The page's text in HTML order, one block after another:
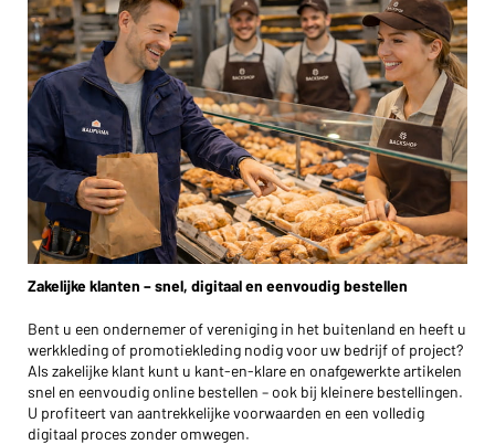
Zakelijke klanten – snel, digitaal en eenvoudig bestellen
Bent u een ondernemer of vereniging in het buitenland en heeft u
werkkleding of promotiekleding nodig voor uw bedrijf of project?
Als zakelijke klant kunt u kant-en-klare en onafgewerkte artikelen
snel en eenvoudig online bestellen – ook bij kleinere bestellingen.
U profiteert van aantrekkelijke voorwaarden en een volledig
digitaal proces zonder omwegen.